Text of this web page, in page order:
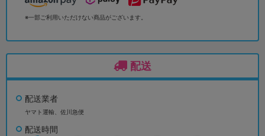
※一部ご利用いただけない商品がございます。
配送
配送業者
ヤマト運輸、佐川急便
配送時間